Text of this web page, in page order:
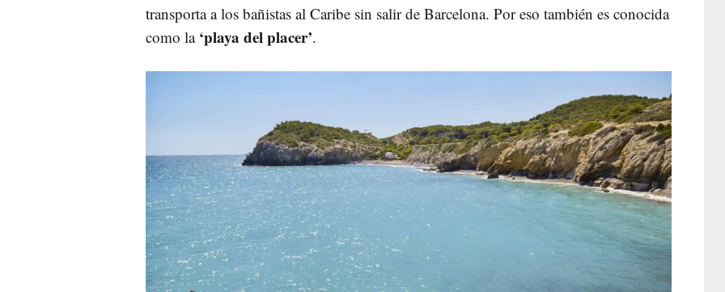
transporta a los bañistas al Caribe sin salir de Barcelona. Por eso también es conocida
como la ‘playa del placer’.